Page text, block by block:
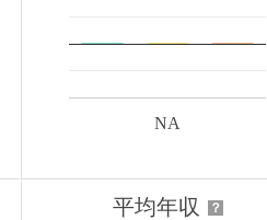
NA
平均年収 ？